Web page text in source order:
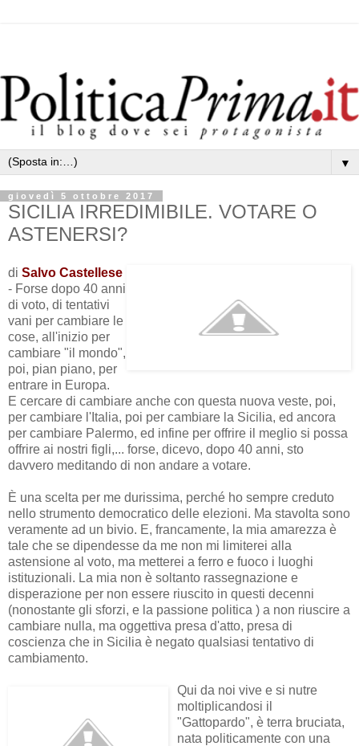
▼
giovedì 5 ottobre 2017
SICILIA IRREDIMIBILE. VOTARE O
ASTENERSI?
di Salvo Castellese
- Forse dopo 40 anni
di voto, di tentativi
vani per cambiare le
cose, all'inizio per
cambiare "il mondo",
poi, pian piano, per
entrare in Europa.
E cercare di cambiare anche con questa nuova veste, poi,
per cambiare l'Italia, poi per cambiare la Sicilia, ed ancora
per cambiare Palermo, ed infine per offrire il meglio si possa
offrire ai nostri figli,... forse, dicevo, dopo 40 anni, sto
davvero meditando di non andare a votare.
È una scelta per me durissima, perché ho sempre creduto
nello strumento democratico delle elezioni. Ma stavolta sono
veramente ad un bivio. E, francamente, la mia amarezza è
tale che se dipendesse da me non mi limiterei alla
astensione al voto, ma metterei a ferro e fuoco i luoghi
istituzionali. La mia non è soltanto rassegnazione e
disperazione per non essere riuscito in questi decenni
(nonostante gli sforzi, e la passione politica ) a non riuscire a
cambiare nulla, ma oggettiva presa d'atto, presa di
coscienza che in Sicilia è negato qualsiasi tentativo di
cambiamento.
Qui da noi vive e si nutre
moltiplicandosi il
"Gattopardo", è terra bruciata,
nata politicamente con una